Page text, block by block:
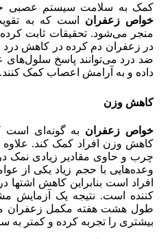
کمک به سلامت سیستم عصبی
خواص زعفران است که به
منجر می‌شود. تحقیقات ثابت
در زعفران دم کرده در کاهش درد
ضد درد می‌توانند پاسخ
داده و به آرامش اعصاب کمک کنند.
کاهش وزن
خواص زعفران به گونه‌ای است
کاهش وزن افراد کمک کند. علاوه
چرب و حاوی مقادیر زیادی نمک
وعده‌هایی با حجم زیاد یکی از
افراد است بنابراین کاهش
کننده است. نتیجه یک آزمایش
طول هشت هفته مکمل زعفران
بیشتری را تجربه کرده و کمتر به